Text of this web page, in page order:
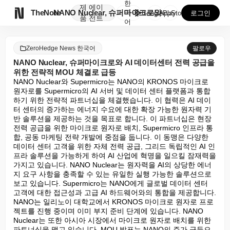
TheNote
제
품
에이
전트
NANO Nuclear, 슈퍼마이크로와 AI 데이터센터...
한
국
어
GooglePlay
AppStore 로그인
ZeroHedge News 한국어 팔로우
NANO Nuclear, 슈퍼마이크로와 AI 데이터센터 전력 공급을
위한 전략적 MOU 체결로 급등
NANO Nuclear와 Supermicro는 NANO의 KRONOS 마이크로
원자로를 Supermicro의 AI 서버 및 데이터 센터 플랫폼과 통합
하기 위한 전략적 파트너십을 체결했습니다. 이 협력은 AI 데이
터 센터의 증가하는 에너지 수요에 대한 확장 가능한 원자력 기
반 솔루션을 제공하는 것을 목표로 합니다. 이 파트너십은 현장
전력 공급을 위한 마이크로 원자로 배치, Supermicro 인프라 통
합, 공동 마케팅 전략 개발에 중점을 둡니다. 이 동맹은 다양한
데이터 센터 고객을 위한 자체 전력 공급, 그리드 독립적인 AI 인
프라 솔루션을 가능하게 하여 AI 산업에 혁명을 일으킬 잠재력을
가지고 있습니다. NANO Nuclear는 원자력을 AI의 상당한 에너
지 요구 사항을 충족할 수 있는 유일한 실행 가능한 솔루션으로
보고 있습니다. Supermicro는 NANO에게 글로벌 데이터 센터
고객에 대한 접근성과 고급 AI 하드웨어와의 통합을 제공합니다.
NANO는 일리노이 대학교에서 KRONOS 마이크로 원자로 프로
젝트를 진행 중이며 이미 부지 준비 단계에 있습니다. NANO
Nuclear는 또한 아시아 시장에서 마이크로 원자로 배치를 위한